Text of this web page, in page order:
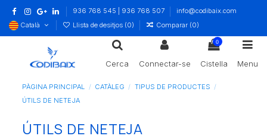
936 768 545 | 936 768 507
info@codibaix.com
Català
Llista de desitjos (0) Comparar (0)
Cerca Connectar-se
0
Cistella Menu
PÀGINA PRINCIPAL CATÀLEG
TIPUS DE PRODUCTES
ÚTILS DE NETEJA
ÚTILS DE NETEJA